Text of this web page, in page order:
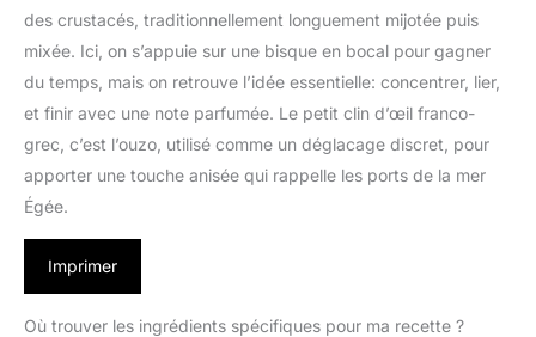
des crustacés, traditionnellement longuement mijotée puis
mixée. Ici, on s’appuie sur une bisque en bocal pour gagner
du temps, mais on retrouve l’idée essentielle: concentrer, lier,
et finir avec une note parfumée. Le petit clin d’œil franco-
grec, c’est l’ouzo, utilisé comme un déglacage discret, pour
apporter une touche anisée qui rappelle les ports de la mer
Égée.
Imprimer
Où trouver les ingrédients spécifiques pour ma recette ?